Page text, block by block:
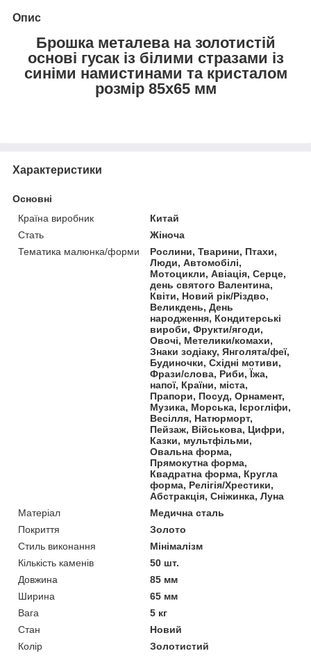
Опис
Брошка металева на золотистій
основі гусак із білими стразами із
синіми намистинами та кристалом
розмір 85х65 мм
Характеристики
Основні
Країна виробник
Китай
Стать
Жіноча
Тематика малюнка/форми
Рослини, Тварини, Птахи,
Люди, Автомобілі,
Мотоцикли, Авіація, Серце,
день святого Валентина,
Квіти, Новий рік/Різдво,
Великдень, День
народження, Кондитерські
вироби, Фрукти/ягоди,
Овочі, Метелики/комахи,
Знаки зодіаку, Янголята/феї,
Будиночки, Східні мотиви,
Фрази/слова, Риби, Їжа,
напої, Країни, міста,
Прапори, Посуд, Орнамент,
Музика, Морська, Ієрогліфи,
Весілля, Натюрморт,
Пейзаж, Військова, Цифри,
Казки, мультфільми,
Овальна форма,
Прямокутна форма,
Квадратна форма, Кругла
форма, Релігія/Хрестики,
Абстракція, Сніжинка, Луна
Матеріал
Медична сталь
Покриття
Золото
Стиль виконання
Мінімалізм
Кількість каменів
50 шт.
Довжина
85 мм
Ширина
65 мм
Вага
5 кг
Стан
Новий
Колір
Золотистий